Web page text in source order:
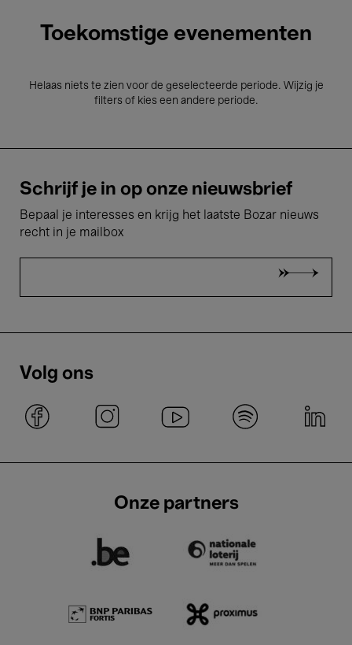
Toekomstige evenementen
Helaas niets te zien voor de geselecteerde periode. Wijzig je
filters of kies een andere periode.
Schrijf je in op onze nieuwsbrief
Bepaal je interesses en krijg het laatste Bozar nieuws
recht in je mailbox
Volg ons
Onze partners